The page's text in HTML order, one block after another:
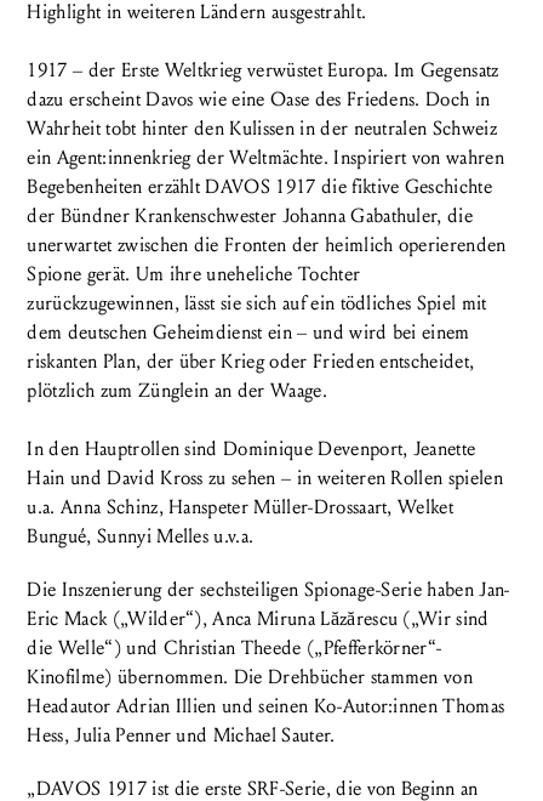
Highlight in weiteren Ländern ausgestrahlt.
1917 – der Erste Weltkrieg verwüstet Europa. Im Gegensatz
dazu erscheint Davos wie eine Oase des Friedens. Doch in
Wahrheit tobt hinter den Kulissen in der neutralen Schweiz
ein Agent:innenkrieg der Weltmächte. Inspiriert von wahren
Begebenheiten erzählt DAVOS 1917 die fiktive Geschichte
der Bündner Krankenschwester Johanna Gabathuler, die
unerwartet zwischen die Fronten der heimlich operierenden
Spione gerät. Um ihre uneheliche Tochter
zurückzugewinnen, lässt sie sich auf ein tödliches Spiel mit
dem deutschen Geheimdienst ein – und wird bei einem
riskanten Plan, der über Krieg oder Frieden entscheidet,
plötzlich zum Zünglein an der Waage.
In den Hauptrollen sind Dominique Devenport, Jeanette
Hain und David Kross zu sehen – in weiteren Rollen spielen
u.a. Anna Schinz, Hanspeter Müller-Drossaart, Welket
Bungué, Sunnyi Melles u.v.a.
Die Inszenierung der sechsteiligen Spionage-Serie haben Jan-
Eric Mack („Wilder“), Anca Miruna Lăzărescu („Wir sind
die Welle“) und Christian Theede („Pfefferkörner“-
Kinofilme) übernommen. Die Drehbücher stammen von
Headautor Adrian Illien und seinen Ko-Autor:innen Thomas
Hess, Julia Penner und Michael Sauter.
„DAVOS 1917 ist die erste SRF-Serie, die von Beginn an